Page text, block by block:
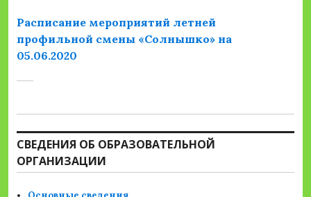
Расписание мероприятий летней
профильной смены «Солнышко» на
05.06.2020
СВЕДЕНИЯ ОБ ОБРАЗОВАТЕЛЬНОЙ
ОРГАНИЗАЦИИ